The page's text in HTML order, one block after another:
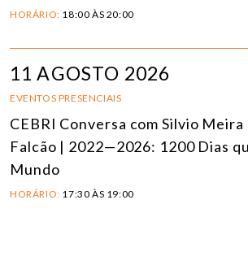
HORÁRIO: 18:00 ÀS 20:00
11 AGOSTO 2026
EVENTOS PRESENCIAIS
CEBRI Conversa com Silvio Meira
Falcão | 2022—2026: 1200 Dias
Mundo
HORÁRIO: 17:30 ÀS 19:00